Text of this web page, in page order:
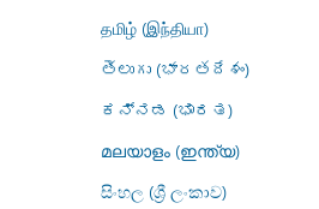
தமிழ் (இந்தியா)
తెలుగు (భారతదేశం)
ಕನ್ನಡ (ಭಾರತ)
മലയാളം (ഇന്ത്യ)
සිංහල (ශ්‍රී ලංකාව)